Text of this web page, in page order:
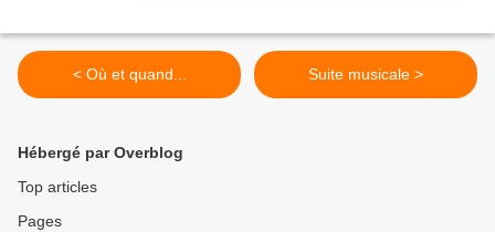
< Où et quand... Suite musicale >
Hébergé par Overblog
Top articles
Pages